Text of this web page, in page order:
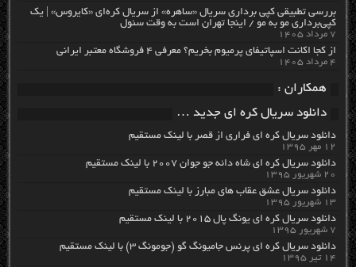
بررسی تطبیقی کپی برداری سریال «ساهره» از سریال کره‌ای «کایروس» | یک
کپی‌برداری مو به مو / اینجا تهران است به وقت سئول
۷ مرداد ۱۴۰۵
از کجا اکانت اسپاتیفای پرمیوم بخریم؟ معرفی ۴ فروشگاه معتبر ایرانی
۴ مرداد ۱۴۰۵
همکاران :
دانلود سریال کره ای جدید …
دانلود سریال کره ای فراری از قصر با لینک مستقیم
۱۲ مهر ۱۳۹۵
دانلود سریال کره ای شاه دائه جو جوان ۲۰۰۷ با لینک مستقیم
۲۰ شهریور ۱۳۹۵
دانلود سریال عشق عقاب های مبارز با لینک مستقیم
۱۳ شهریور ۱۳۹۵
دانلود سریال کره ای یونگ پال ۲۰۱۵ با لینک مستقیم
۷ شهریور ۱۳۹۵
دانلود سریال کره ای پرنس جامیونگ گو (جومونگ ۳) با لینک مستقیم
۱۴ تیر ۱۳۹۵